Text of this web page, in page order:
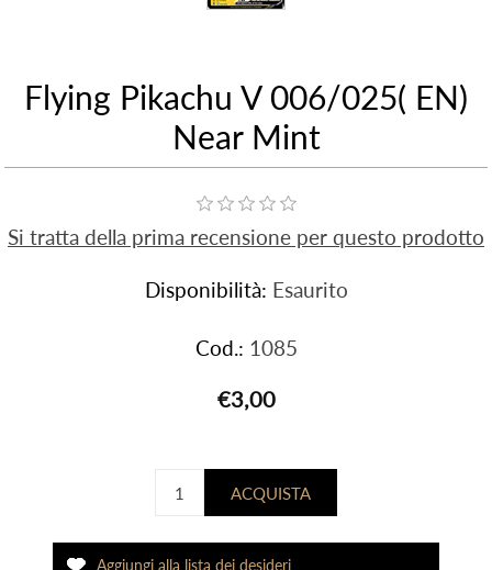
Flying Pikachu V 006/025( EN)
Near Mint
Si tratta della prima recensione per questo prodotto
Disponibilità: Esaurito
Cod.: 1085
€3,00